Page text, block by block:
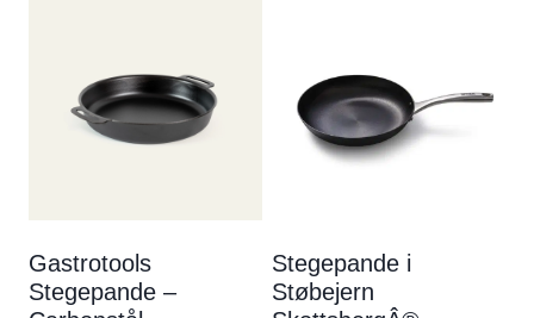
Gastrotools
Stegepande –
Stegepande i
Støbejern